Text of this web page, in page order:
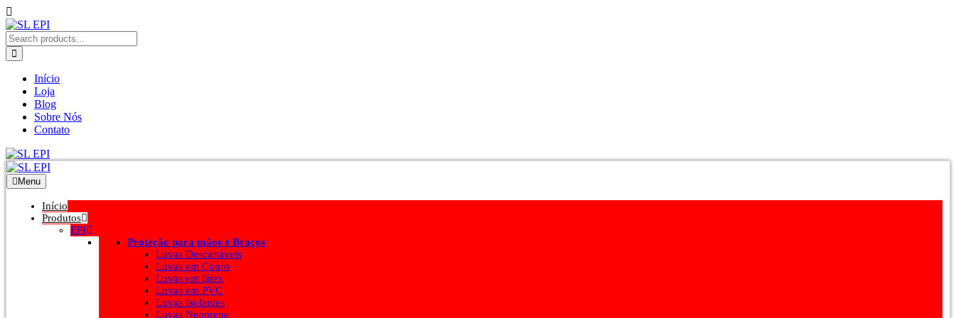
Início
Loja
Blog
Sobre Nós
Contato
Menu
Início
Produtos
EPI
Proteção para mãos e Braços
Luvas Descartáveis
Luvas em Couro
Luvas em látex
Luvas em PVC
Luvas Isolantes
Luvas Neoprene